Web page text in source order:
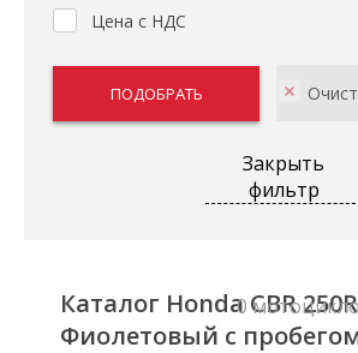
Цена с НДС
Закрыть
фильтр
Каталог Honda CBR
Фиолетовый с
0